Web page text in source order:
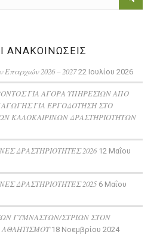
ΑΝΑΚΟΙΝΩΣΕΙΣ
2026 – 2027 22 Ιουλίου 2026
ΓΙΑ ΑΓΟΡΑ ΥΠΗΡΕΣΙΩΝ ΑΠΟ
ΑΓΩΓΗΣ ΓΙΑ ΕΡΓΟΔΟΤΗΣΗ ΣΤΟ
ΚΑΛΟΚΑΙΡΙΝΩΝ ΔΡΑΣΤΗΡΙΟΤΗΤΩΝ
ΔΡΑΣΤΗΡΙΟΤΗΤΕΣ 2026 12 Μαΐου
ΔΡΑΣΤΗΡΙΟΤΗΤΕΣ 2025 6 Μαΐου
ΓΥΜΝΑΣΤΩΝ/ΣΤΡΙΩΝ ΣΤΟΝ
18 Νοεμβρίου 2024